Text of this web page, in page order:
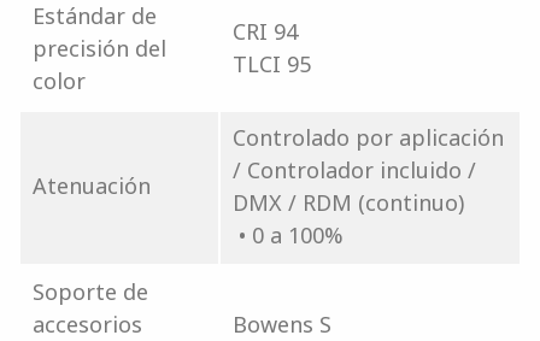
Estándar de
precisión del
color
CRI 94
TLCI 95
Atenuación
Controlado por aplicación
/ Controlador incluido /
DMX / RDM (continuo)
• 0 a 100%
Soporte de
accesorios
Bowens S